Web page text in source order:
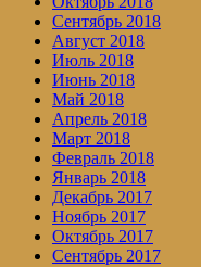
Сентябрь 2018
Август 2018
Июль 2018
Июнь 2018
Май 2018
Апрель 2018
Март 2018
Февраль 2018
Январь 2018
Декабрь 2017
Ноябрь 2017
Октябрь 2017
Сентябрь 2017